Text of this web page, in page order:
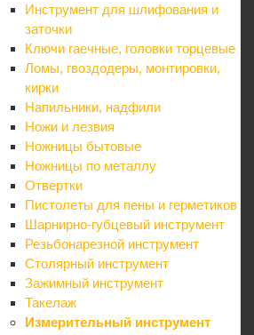
Инструмент для шлифования и
заточки
Ключи гаечные, головки торцевые
Ломы, гвоздодеры, монтировки,
кирки
Напильники, надфили
Ножи и лезвия
Ножницы бытовые
Ножницы по металлу
Отвертки
Пистолеты для пены и герметиков
Шарнирно-губцевый инструмент
Резьбонарезной инструмент
Столярный инструмент
Зажимный инструмент
Такелаж
Измерительный инструмент
О компании
Карьера
Контакты
Партнеры
Карта сайта
Информация
Контакты
Условия оплаты
Условия доставки
Гарантия на товар
Реквизиты
Политика
Помощь
Условия оплаты
Условия доставки
Гарантия на товар
Вопрос-ответ